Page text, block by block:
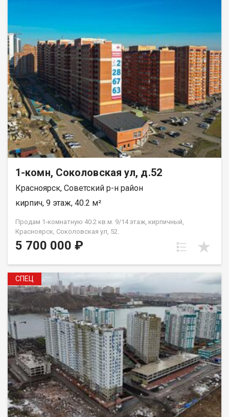
Подробности в офисе продаж. Подробнее о Прогресс-
кварталах «Перемены»: - расположение — правый берег,
Кировский район; - монолитно-кирпичные дома переменной
этажности; - теплые или классические лоджии на выбор; -
кладовые в цокольных этажах; - приватные дворы без
доступа автомобилей; - собственный прогулочный бульвар с
фонтаном; - многоуровневый паркинг на территории
кварталов; - дизайнерские подъездные холлы; - современное,
комфортное благоустройство и озеленение; - охрана,
видеонаблюдение с доступом к онлайн-трансляции; - возле
ЖК большой парк, акватермальный комплекс с открытыми
бассейнами, кинотеатр, несколько крупных сетевых
магазинов; - в 150 м строится общеобразовательная школа
(сдача в конце 2026 года). Уже сданы: два дома, прогулочный
бульвар и многоуровневый паркинг. Сейчас строятся: Дом №3
(сдача во 2 квартале 2028 г.) и Дом №4 (сдача в 4 квартале
2028 г.) В объявлении указана стоимость квартиры с
предчистовой отделкой. ООО СЗ КОНСТРУКТИВ
ДЕВЕЛОПМЕНТ
1-комн, Соколовская ул, д.52
Красноярск, Советский р-н район
кирпич, 9 этаж, 40.2 м²
Продам 1-комнатную 40.2 кв.м. 9/14 этаж, кирпичный,
Красноярск, Соколовская ул, 52.
5 700 000 ₽
СПЕЦ